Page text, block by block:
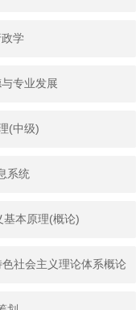
学
专业发展
(中级)
系统
本原理(概论)
社会主义理论体系概论